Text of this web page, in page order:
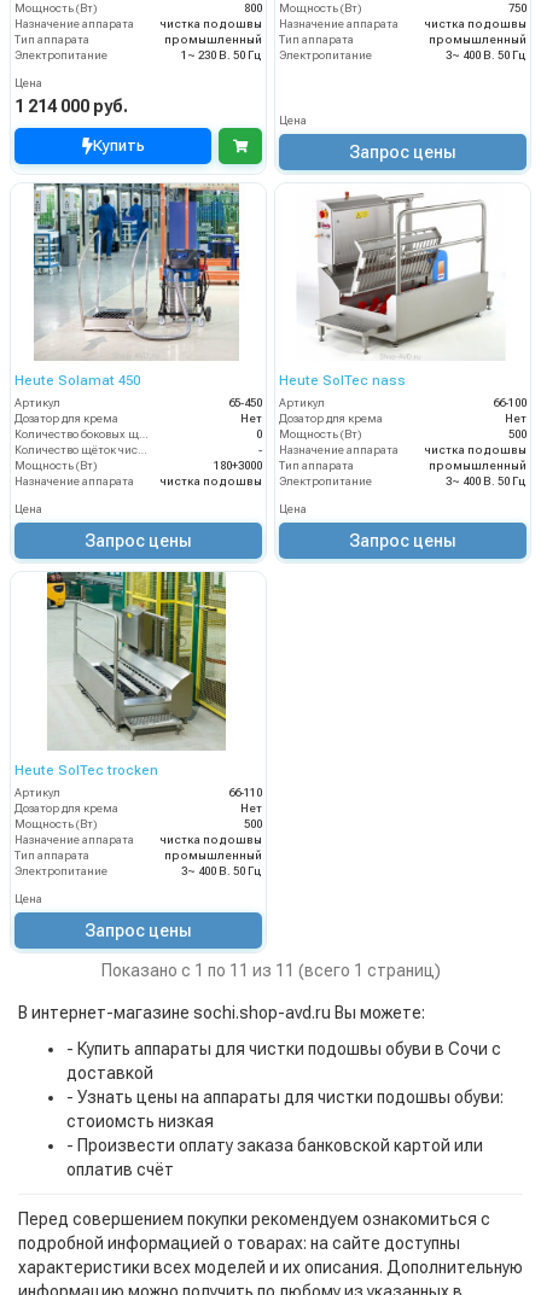
Мощность (Вт)
800
Назначение аппарата
чистка подошвы
Тип аппарата
промышленный
Электропитание
1~ 230 В. 50 Гц
Цена
1 214 000 руб.
Купить
Мощность (Вт)
750
Назначение аппарата
чистка подошвы
Тип аппарата
промышленный
Электропитание
3~ 400 В. 50 Гц
Цена
Запрос цены
Heute Solamat 450
Артикул
65-450
Дозатор для крема
Нет
Количество боковых щёток (шт)
0
Количество щёток чистки верха обуви (шт)
-
Мощность (Вт)
180+3000
Назначение аппарата
чистка подошвы
Цена
Запрос цены
Heute SolTec nass
Артикул
66-100
Дозатор для крема
Нет
Мощность (Вт)
500
Назначение аппарата
чистка подошвы
Тип аппарата
промышленный
Электропитание
3~ 400 В. 50 Гц
Цена
Запрос цены
Heute SolTec trocken
Артикул
66-110
Дозатор для крема
Нет
Мощность (Вт)
500
Назначение аппарата
чистка подошвы
Тип аппарата
промышленный
Электропитание
3~ 400 В. 50 Гц
Цена
Запрос цены
Показано с 1 по 11 из 11 (всего 1 страниц)
В интернет-магазине sochi.shop-avd.ru Вы можете:
- Купить аппараты для чистки подошвы обуви в Сочи с
доставкой
- Узнать цены на аппараты для чистки подошвы обуви:
стоиомсть низкая
- Произвести оплату заказа банковской картой или
оплатив счёт
Перед совершением покупки рекомендуем ознакомиться с
подробной информацией о товарах: на сайте доступны
характеристики всех моделей и их описания. Дополнительную